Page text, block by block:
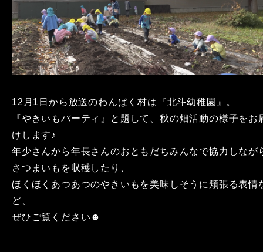
12月1日から放送のわんぱく村は『北斗幼稚園』。
『やきいもパーティ』と題して、秋の畑活動の様子をお
けします♪
年少さんから年長さんのおともだちみんなで協力しなが
さつまいもを収穫したり、
ほくほくあつあつのやきいもを美味しそうに頬張る表情
ど、
ぜひご覧ください☻